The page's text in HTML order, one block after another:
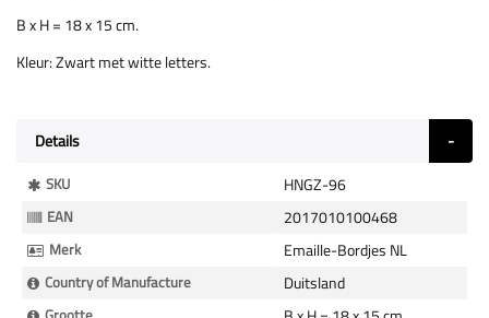
B x H = 18 x 15 cm.
Kleur: Zwart met witte letters.
Details
Meer
Informatie
SKU HNGZ-96
EAN 2017010100468
Merk Emaille-Bordjes NL
Country of Manufacture Duitsland